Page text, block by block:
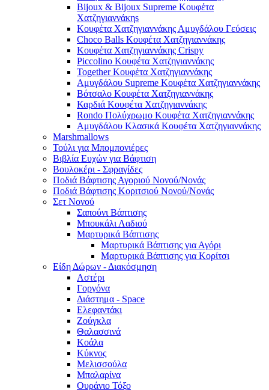
Bijoux & Bijoux Supreme Κουφέτα
Χατζηγιαννάκηs
Κουφέτα Χατζηγιαννάκης Αμυγδάλου Γεύσεις
Choco Balls Κουφέτα Χατζηγιαννάκης
Κουφέτα Χατζηγιαννάκης Crispy
Piccolino Κουφέτα Χατζηγιαννάκης
Together Κουφέτα Χατζηγιαννάκης
Αμυγδάλου Supreme Κουφέτα Χατζηγιαννάκης
Βότσαλο Κουφέτα Χατζηγιαννάκης
Καρδιά Κουφέτα Χατζηγιαννάκης
Rondo Πολύχρωμο Κουφέτα Χατζηγιαννάκης
Αμυγδάλου Κλασικά Κουφέτα Χατζηγιαννάκης
Marshmallows
Τούλι για Μπομπονιέρες
Βιβλία Ευχών για Βάφτιση
Βουλοκέρι - Σφραγίδες
Ποδιά Βάφτισης Αγοριού Νονού/Νονάς
Ποδιά Βάφτισης Κοριτσιού Νονού/Νονάς
Σετ Νονού
Σαπούνι Βάπτισης
Μπουκάλι Λαδιού
Μαρτυρικά Βάπτισης
Μαρτυρικά Βάπτισης για Αγόρι
Μαρτυρικά Βάπτισης για Κορίτσι
Είδη Δώρων - Διακόσμηση
Αστέρι
Γοργόνα
Διάστημα - Space
Ελεφαντάκι
Ζούγκλα
Θαλασσινά
Κοάλα
Κύκνος
Μελισσούλα
Μπαλαρίνα
Ουράνιο Τόξο